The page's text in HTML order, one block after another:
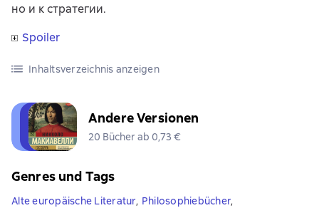
но и к стратегии.
Spoiler
Inhaltsverzeichnis anzeigen
Andere Versionen
20 Bücher ab 0,73 €
Genres und Tags
Alte europäische Literatur, Philosophiebücher,